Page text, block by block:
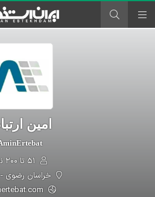
امین
خراسان رضوی
aminertebat.com